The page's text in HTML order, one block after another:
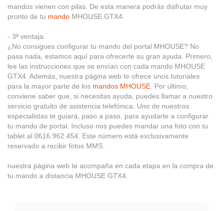
mandos vienen con pilas. De esta manera podrás disfrutar muy
pronto de tu mando MHOUSE GTX4.
- 3ª ventaja:
¿No consigues configurar tu mando del portal MHOUSE? No
pasa nada, estamos aquí para ofrecerte su gran ayuda. Primero,
lee las instrucciones que se envían con cada mando MHOUSE
GTX4. Además, nuestra página web te ofrece unos tutoriales
para la mayor parte de los mandos MHOUSE. Por último,
conviene saber que, si necesitas ayuda, puedes llamar a nuestro
servicio gratuito de asistencia telefónica. Uno de nuestros
especialistas te guiará, paso a paso, para ayudarte a configurar
tu mando de portal. Incluso nos puedes mandar una foto con tu
tablet al 0616.962.454. Este número está exclusivamente
reservado a recibir fotos MMS.
nuestra página web te acompaña en cada etapa en la compra de
tu mando a distancia MHOUSE GTX4.